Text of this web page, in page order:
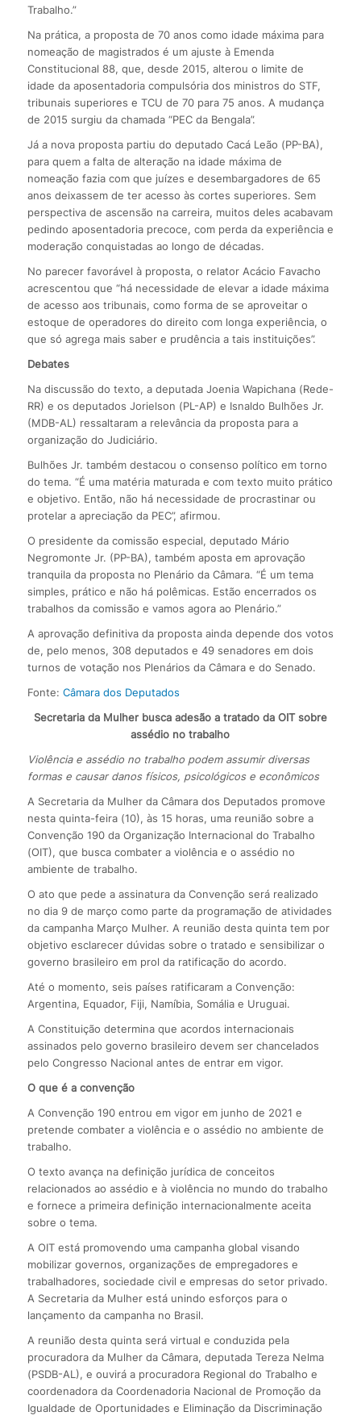
Trabalho.”
Na prática, a proposta de 70 anos como idade máxima para
nomeação de magistrados é um ajuste à Emenda
Constitucional 88, que, desde 2015, alterou o limite de
idade da aposentadoria compulsória dos ministros do STF,
tribunais superiores e TCU de 70 para 75 anos. A mudança
de 2015 surgiu da chamada “PEC da Bengala”.
Já a nova proposta partiu do deputado Cacá Leão (PP-BA),
para quem a falta de alteração na idade máxima de
nomeação fazia com que juízes e desembargadores de 65
anos deixassem de ter acesso às cortes superiores. Sem
perspectiva de ascensão na carreira, muitos deles acabavam
pedindo aposentadoria precoce, com perda da experiência e
moderação conquistadas ao longo de décadas.
No parecer favorável à proposta, o relator Acácio Favacho
acrescentou que “há necessidade de elevar a idade máxima
de acesso aos tribunais, como forma de se aproveitar o
estoque de operadores do direito com longa experiência, o
que só agrega mais saber e prudência a tais instituições”.
Debates
Na discussão do texto, a deputada Joenia Wapichana (Rede-
RR) e os deputados Jorielson (PL-AP) e Isnaldo Bulhões Jr.
(MDB-AL) ressaltaram a relevância da proposta para a
organização do Judiciário.
Bulhões Jr. também destacou o consenso político em torno
do tema. “É uma matéria maturada e com texto muito prático
e objetivo. Então, não há necessidade de procrastinar ou
protelar a apreciação da PEC”, afirmou.
O presidente da comissão especial, deputado Mário
Negromonte Jr. (PP-BA), também aposta em aprovação
tranquila da proposta no Plenário da Câmara. “É um tema
simples, prático e não há polêmicas. Estão encerrados os
trabalhos da comissão e vamos agora ao Plenário.”
A aprovação definitiva da proposta ainda depende dos votos
de, pelo menos, 308 deputados e 49 senadores em dois
turnos de votação nos Plenários da Câmara e do Senado.
Fonte: Câmara dos Deputados
Secretaria da Mulher busca adesão a tratado da OIT sobre
assédio no trabalho
Violência e assédio no trabalho podem assumir diversas
formas e causar danos físicos, psicológicos e econômicos
A Secretaria da Mulher da Câmara dos Deputados promove
nesta quinta-feira (10), às 15 horas, uma reunião sobre a
Convenção 190 da Organização Internacional do Trabalho
(OIT), que busca combater a violência e o assédio no
ambiente de trabalho.
O ato que pede a assinatura da Convenção será realizado
no dia 9 de março como parte da programação de atividades
da campanha Março Mulher. A reunião desta quinta tem por
objetivo esclarecer dúvidas sobre o tratado e sensibilizar o
governo brasileiro em prol da ratificação do acordo.
Até o momento, seis países ratificaram a Convenção:
Argentina, Equador, Fiji, Namíbia, Somália e Uruguai.
A Constituição determina que acordos internacionais
assinados pelo governo brasileiro devem ser chancelados
pelo Congresso Nacional antes de entrar em vigor.
O que é a convenção
A Convenção 190 entrou em vigor em junho de 2021 e
pretende combater a violência e o assédio no ambiente de
trabalho.
O texto avança na definição jurídica de conceitos
relacionados ao assédio e à violência no mundo do trabalho
e fornece a primeira definição internacionalmente aceita
sobre o tema.
A OIT está promovendo uma campanha global visando
mobilizar governos, organizações de empregadores e
trabalhadores, sociedade civil e empresas do setor privado.
A Secretaria da Mulher está unindo esforços para o
lançamento da campanha no Brasil.
A reunião desta quinta será virtual e conduzida pela
procuradora da Mulher da Câmara, deputada Tereza Nelma
(PSDB-AL), e ouvirá a procuradora Regional do Trabalho e
coordenadora da Coordenadoria Nacional de Promoção da
Igualdade de Oportunidades e Eliminação da Discriminação